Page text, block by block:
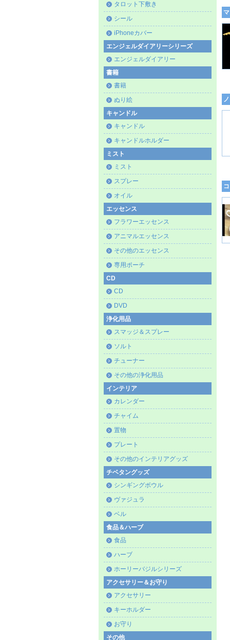
タロット下敷き
シール
iPhoneカバー
エンジェルダイアリーシリーズ
エンジェルダイアリー
書籍
書籍
ぬり絵
キャンドル
キャンドル
キャンドルホルダー
ミスト
ミスト
スプレー
オイル
エッセンス
フラワーエッセンス
アニマルエッセンス
その他のエッセンス
専用ポーチ
CD
CD
DVD
浄化用品
スマッジ＆スプレー
ソルト
チューナー
その他の浄化用品
インテリア
カレンダー
チャイム
置物
プレート
その他のインテリアグッズ
チベタングッズ
シンギングボウル
ヴァジュラ
ベル
食品＆ハーブ
食品
ハーブ
ホーリーバジルシリーズ
アクセサリー＆お守り
アクセサリー
キーホルダー
お守り
その他